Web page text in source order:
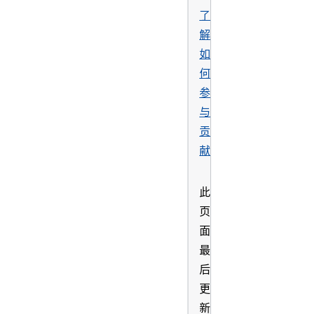
了
解
如
何
参
与
贡
献
此
页
面
最
后
更
新